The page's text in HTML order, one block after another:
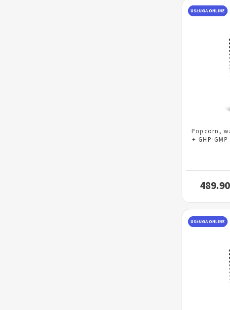
USŁUGA ONLINE
Popcorn,
+ GHP-
489.90
USŁUGA ONLINE